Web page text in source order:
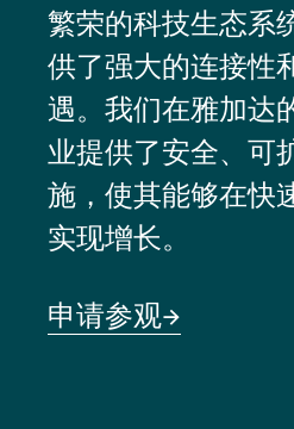
繁荣的科技生态系
供了强大的连接性
遇。我们在雅加达
业提供了安全、可
施，使其能够在快
实现增长。
申请参观